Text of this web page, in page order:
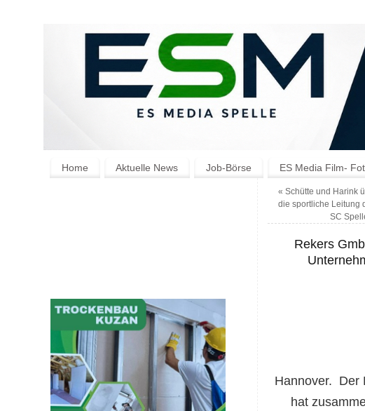
Home Aktuelle News Job-Börse ES Media Film-
« Schütte und Harink
die sportliche Leitung
SC
Rekers
Hannover. Der
hat